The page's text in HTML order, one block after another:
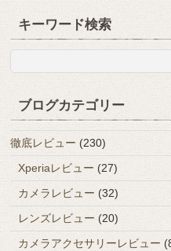
キーワード検索
ブログカテゴリー
徹底レビュー (230)
Xperiaレビュー (27)
カメラレビュー (32)
レンズレビュー (20)
カメラアクセサリーレビュー